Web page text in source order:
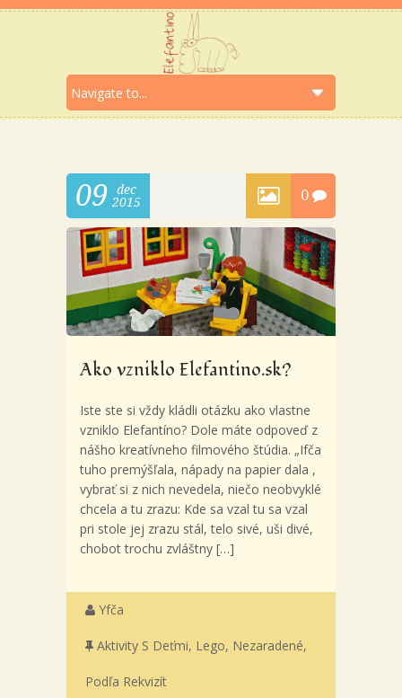
09
dec
2015
0
Ako vzniklo Elefantino.sk?
Iste ste si vždy kládli otázku ako vlastne
vzniklo Elefantíno? Dole máte odpoveď z
nášho kreatívneho filmového štúdia. „Ifča
tuho premýšľala, nápady na papier dala ,
vybrať si z nich nevedela, niečo neobvyklé
chcela a tu zrazu: Kde sa vzal tu sa vzal
pri stole jej zrazu stál, telo sivé, uši divé,
chobot trochu zvláštny […]
Yfča
Aktivity S Deťmi, Lego, Nezaradené,
Podľa Rekvizít